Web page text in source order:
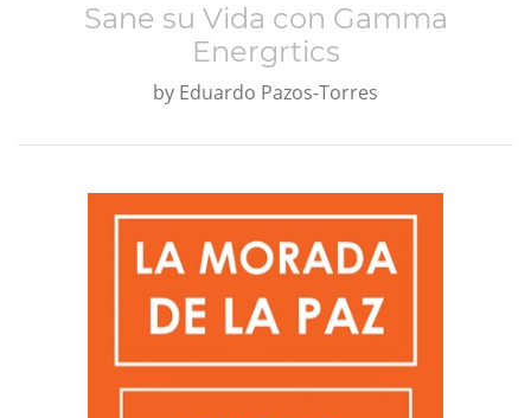
Sane su Vida con Gamma
Energrtics
by Eduardo Pazos-Torres